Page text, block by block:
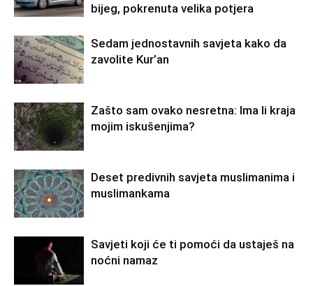
bijeg, pokrenuta velika potjera
Sedam jednostavnih savjeta kako da
zavolite Kur’an
Zašto sam ovako nesretna: Ima li kraja
mojim iskušenjima?
Deset predivnih savjeta muslimanima i
muslimankama
Savjeti koji će ti pomoći da ustaješ na
noćni namaz